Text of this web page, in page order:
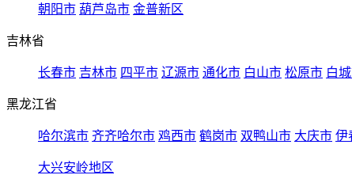
朝阳市 葫芦岛市 金普新区
吉林省
长春市 吉林市 四平市 辽源市 通化市 白山市 松原市 白
黑龙江省
哈尔滨市 齐齐哈尔市 鸡西市 鹤岗市 双鸭山市 大庆市 伊
大兴安岭地区